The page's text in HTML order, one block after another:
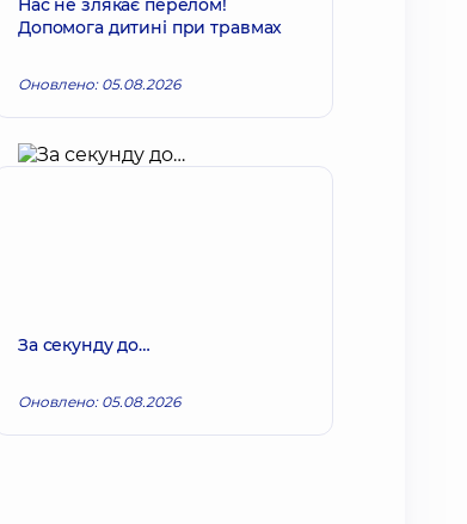
Нас не злякає перелом!
Допомога дитині при травмах
Оновлено: 05.08.2026
За секунду до…
Оновлено: 05.08.2026